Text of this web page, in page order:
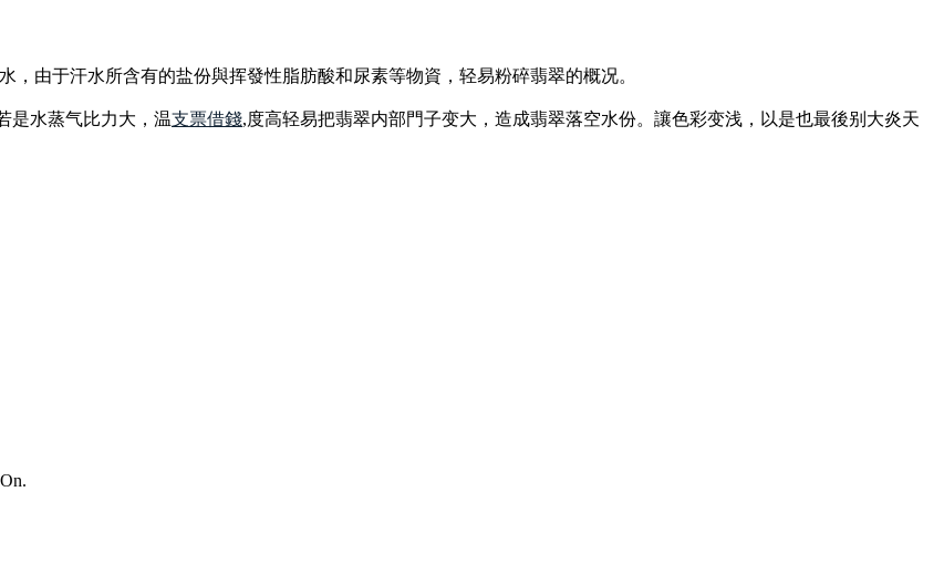
，由于汗水所含有的盐份與挥發性脂肪酸和尿素等物資，轻易粉碎翡翠的概况。
是水蒸气比力大，温支票借錢,度高轻易把翡翠内部門子变大，造成翡翠落空水份。讓色彩变浅，以是也最後别大炎天